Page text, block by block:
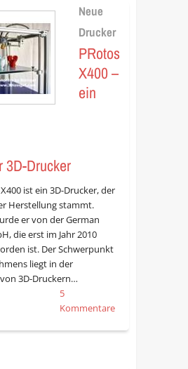
Neue
Drucker
PRotos
X400 –
ein
3D-Drucker
ist ein 3D-Drucker, der
Herstellung stammt.
er von der German
die erst im Jahr 2010
ist. Der Schwerpunkt
liegt in der
3D-Druckern…
5
Kommentare